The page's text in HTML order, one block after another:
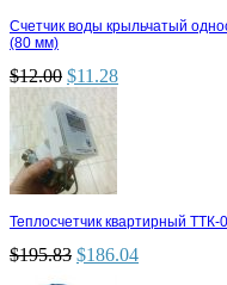
Счетчик воды крыльчатый
(80 мм)
$12.00 $11.28
Теплосчетчик квартирный
$195.83 $186.04